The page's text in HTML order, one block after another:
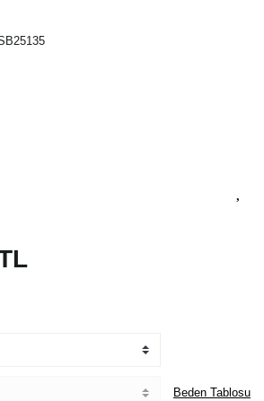
Beden Tablosu